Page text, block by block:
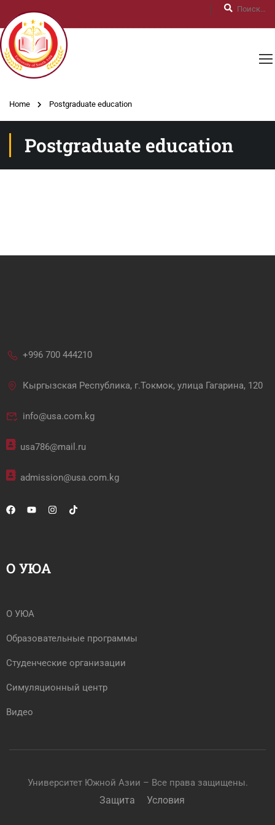
Home Postgraduate education
Postgraduate education
+996 700 444210
Кыргызская Республика, г.Токмок, улица Гагарина, 120
info@usa.com.kg
usa786@mail.ru
admission@usa.com.kg
О УЮА
О УЮА
Образовательные программы
Студенческие организации
Симуляционный центр
Видео
Университет Южной Азии – Все права защищены.
Защита Условия